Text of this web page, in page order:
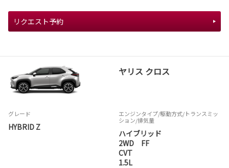
リクエスト予約
ヤリス クロス
グレード
HYBRID Z
エンジンタイプ/駆動方式/トランスミッ
ション/排気量
ハイブリッド
2WD FF
CVT
1.5L